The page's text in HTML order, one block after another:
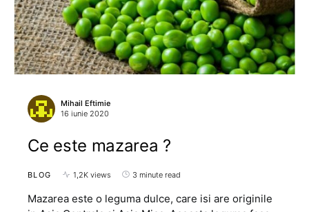
Mihail Eftimie
16 iunie 2020
Ce este mazarea ?
BLOG 1,2K views 3 minute read
Mazarea este o leguma dulce, care isi are originile